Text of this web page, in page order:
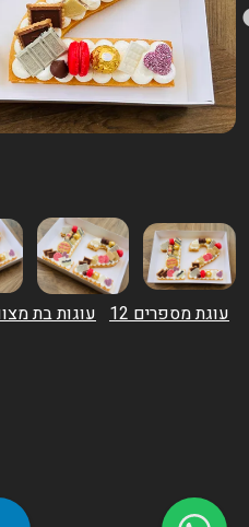
עוגת מספרים 12 עוגות בת מצווה